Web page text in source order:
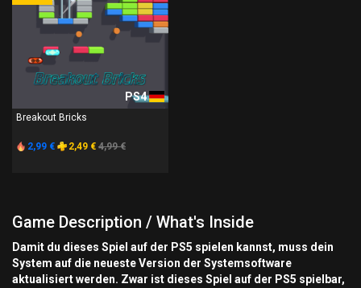
PS4
Breakout Bricks
2,99 € 2,49 € 4,99 €
Game Description / What's Inside
Damit du dieses Spiel auf der PS5 spielen kannst, muss dein
System auf die neueste Version der Systemsoftware
aktualisiert werden. Zwar ist dieses Spiel auf der PS5 spielbar,